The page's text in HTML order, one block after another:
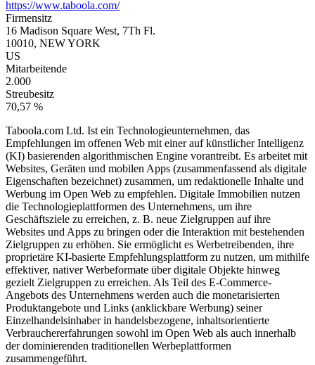
https://www.taboola.com/
Firmensitz
16 Madison Square West, 7Th Fl.
10010, NEW YORK
US
Mitarbeitende
2.000
Streubesitz
70,57 %
Taboola.com Ltd. Ist ein Technologieunternehmen, das
Empfehlungen im offenen Web mit einer auf künstlicher Intelligenz
(KI) basierenden algorithmischen Engine vorantreibt. Es arbeitet mit
Websites, Geräten und mobilen Apps (zusammenfassend als digitale
Eigenschaften bezeichnet) zusammen, um redaktionelle Inhalte und
Werbung im Open Web zu empfehlen. Digitale Immobilien nutzen
die Technologieplattformen des Unternehmens, um ihre
Geschäftsziele zu erreichen, z. B. neue Zielgruppen auf ihre
Websites und Apps zu bringen oder die Interaktion mit bestehenden
Zielgruppen zu erhöhen. Sie ermöglicht es Werbetreibenden, ihre
proprietäre KI-basierte Empfehlungsplattform zu nutzen, um mithilfe
effektiver, nativer Werbeformate über digitale Objekte hinweg
gezielt Zielgruppen zu erreichen. Als Teil des E-Commerce-
Angebots des Unternehmens werden auch die monetarisierten
Produktangebote und Links (anklickbare Werbung) seiner
Einzelhandelsinhaber in handelsbezogene, inhaltsorientierte
Verbrauchererfahrungen sowohl im Open Web als auch innerhalb
der dominierenden traditionellen Werbeplattformen
zusammengeführt.